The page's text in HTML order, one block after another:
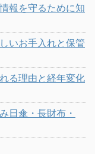
報を守るために知
いお手入れと保管
る理由と経年変化
日傘・長財布・